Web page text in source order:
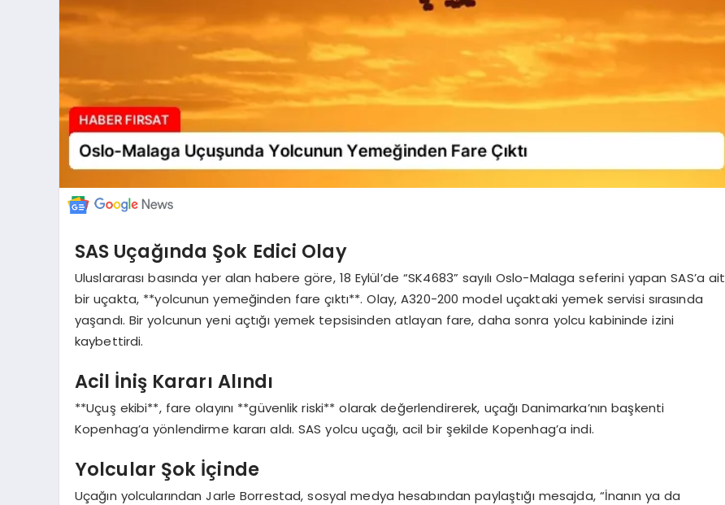
SAS Uçağında Şok Edici Olay
Uluslararası basında yer alan habere göre, 18 Eylül’de “SK4683” sayılı Oslo-Malaga seferini yapan SAS’a ait
bir uçakta, **yolcunun yemeğinden fare çıktı**. Olay, A320-200 model uçaktaki yemek servisi sırasında
yaşandı. Bir yolcunun yeni açtığı yemek tepsisinden atlayan fare, daha sonra yolcu kabininde izini
kaybettirdi.
Acil İniş Kararı Alındı
**Uçuş ekibi**, fare olayını **güvenlik riski** olarak değerlendirerek, uçağı Danimarka’nın başkenti
Kopenhag’a yönlendirme kararı aldı. SAS yolcu uçağı, acil bir şekilde Kopenhag’a indi.
Yolcular Şok İçinde
Uçağın yolcularından Jarle Borrestad, sosyal medya hesabından paylaştığı mesajda, “İnanın ya da